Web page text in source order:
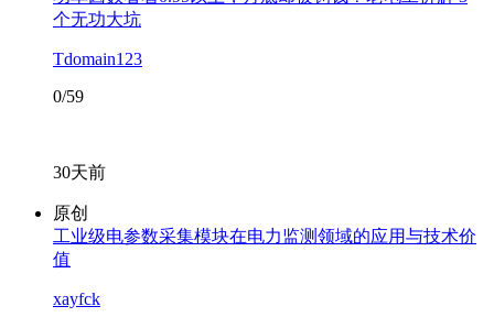
个无功大坑
Tdomain123
0/59
30天前
原创
工业级电参数采集模块在电力监测领域的应用与技术价
值
xayfck